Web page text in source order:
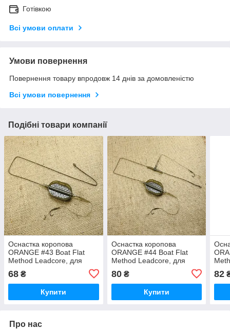
Готівкою
Всі умови оплати
Умови повернення
Повернення товару впродовж 14 днів за домовленістю
Всі умови повернення
Подібні товари компанії
Оснастка коропова
ORANGE #43 Boat Flat
Method Leadcore, для
(3KB1770)
68 ₴
Купити
Оснастка коропова
ORANGE #44 Boat Flat
Method Leadcore, для
(3KB1774)
80₴
Купити
82
Про нас